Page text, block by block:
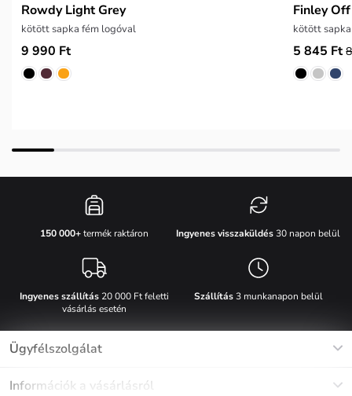
Rowdy Light Grey
kötött sapka fém logóval
9 990 Ft
Finley
kötött
5 845 Ft
150 000+termék raktáron Ingyenes visszaküldés30 napon belül
Ingyenes szállítás20 000 Ft feletti
vásárlás esetén
Szállítás3 munkanapon belül
Ügyfélszolgálat
Információk a vásárlásról